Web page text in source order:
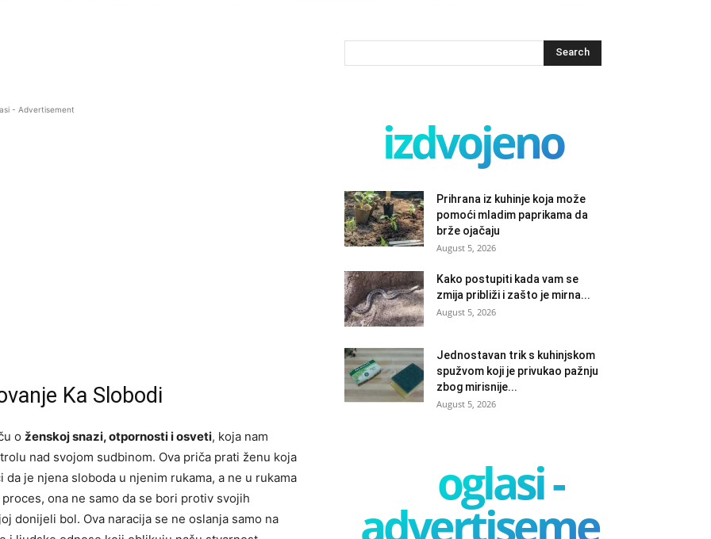
- Advertisement
Ka Slobodi
o ženskoj snazi, otpornosti i osveti, koja nam
nad svojom sudbinom. Ova priča prati ženu koja
je njena sloboda u njenim rukama, a ne u rukama
ona ne samo da se bori protiv svojih
donijeli bol. Ova naracija se ne oslanja samo na
izdvojeno
Prihrana iz kuhinje koja može
pomoći mladim paprikama da
brže ojačaju
August 5, 2026
Kako postupiti kada vam se
zmija približi i zašto je mirna...
August 5, 2026
Jednostavan trik s kuhinjskom
spužvom koji je privukao pažnju
zbog mirisnije...
August 5, 2026
oglasi -
advertisement